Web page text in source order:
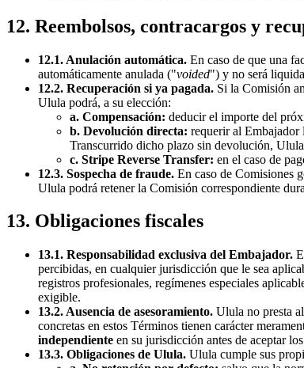
12. Reembolsos, contracargos y
12.1. Anulación automática. En caso de que una
automáticamente anulada ("voided") y no será
12.2. Recuperación si ya pagada. Si la Comisión
Ulula podrá, a su elección:
a. Compensación: deducir el importe del
b. Devolución directa: requerir al Embajador
Transcurrido dicho plazo sin devolución,
c. Stripe Reverse Transfer: en el caso de
12.3. Sospecha de fraude. En caso de Comisiones
Ulula podrá retener la Comisión correspondiente
13. Obligaciones fiscales
13.1. Responsabilidad exclusiva del Embajador.
percibidas, en cualquier jurisdicción que le sea
registros profesionales, regímenes especiales
exigible.
13.2. Ausencia de asesoramiento. Ulula no presta
concretas en estos Términos tienen carácter
independiente en su jurisdicción antes de aceptar
13.3. Obligaciones de Ulula. Ulula cumple sus